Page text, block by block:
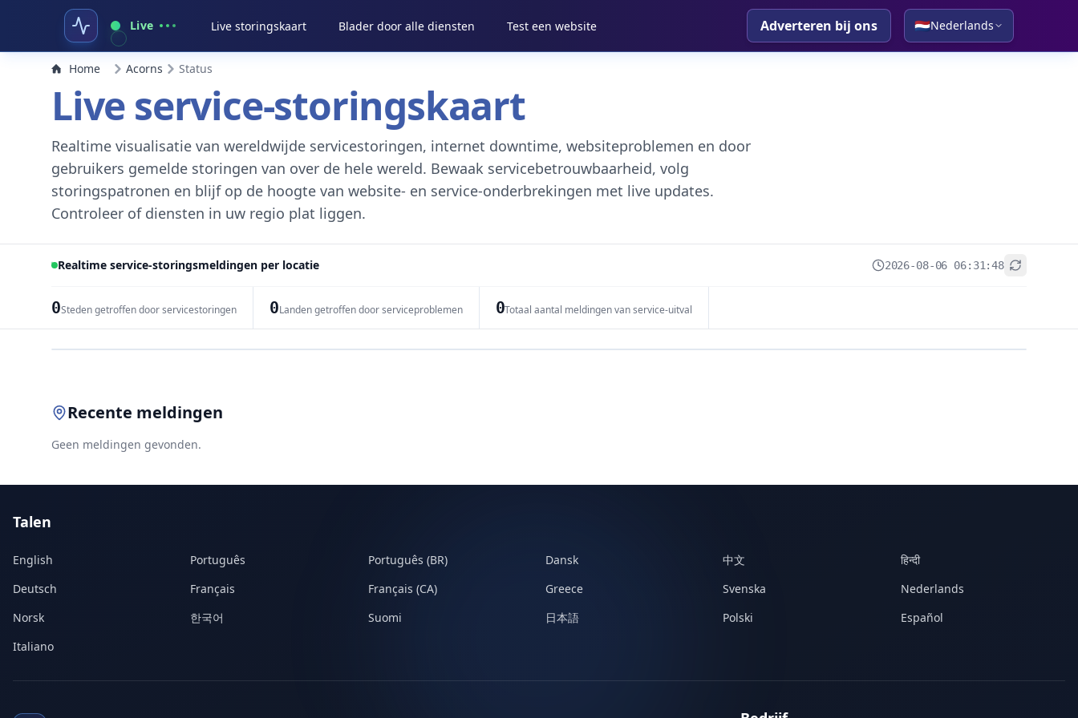
Live Live storingskaart Blader door alle diensten Test een website Adverteren bij ons 🇳🇱Nederlands
Home Acorns Status
Live service-storingskaart
Realtime visualisatie van wereldwijde servicestoringen, internet downtime, websiteproblemen en door
gebruikers gemelde storingen van over de hele wereld. Bewaak servicebetrouwbaarheid, volg
storingspatronen en blijf op de hoogte van website- en service-onderbrekingen met live updates.
Controleer of diensten in uw regio plat liggen.
Realtime service-storingsmeldingen per locatie 2026-08-06 06:31:48
0Steden getroffen door servicestoringen 0Landen getroffen door serviceproblemen 0Totaal aantal meldingen van service-uitval
Recente meldingen
Geen meldingen gevonden.
Talen
English Português Português (BR) Dansk 中文
हिन्दी
Deutsch
Français Français (CA) Greece Svenska
Nederlands
Norsk
한국어 Suomi 日本語 Polski
Español
Italiano